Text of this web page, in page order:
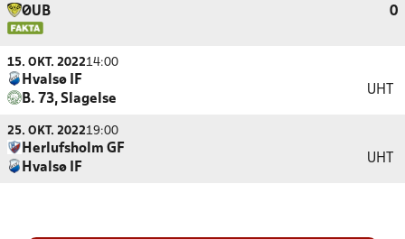
ØUB
0
15. OKT. 202214:00
Hvalsø IF
B. 73, Slagelse
UHT
25. OKT. 202219:00
Herlufsholm GF
Hvalsø IF
UHT